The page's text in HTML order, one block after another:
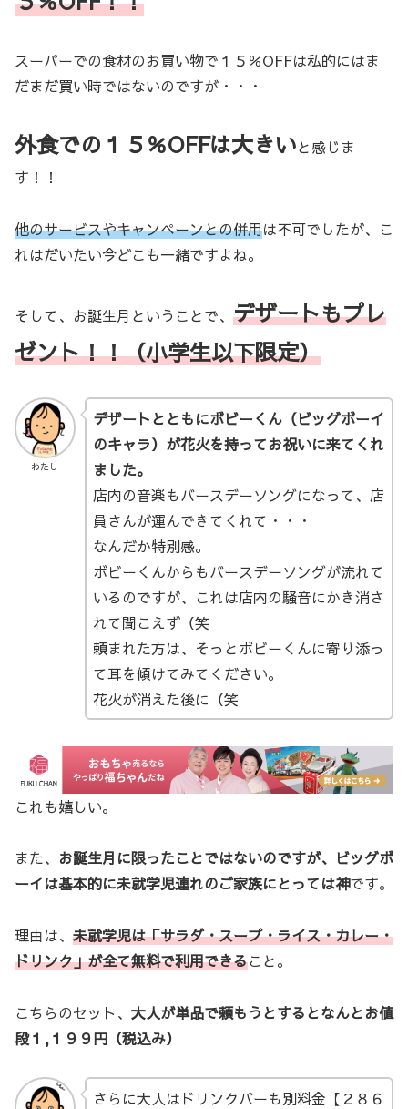
スーパーでの食材のお買い物で１５％OFFは私的にはま
だまだ買い時ではないのですが・・・
外食での１５％OFFは大きいと感じま
す！！
他のサービスやキャンペーンとの併用は不可でしたが、こ
れはだいたい今どこも一緒ですよね。
そして、お誕生月ということで、 デザートもプレ
ゼント！！（小学生以下限定）
わたし
デザートとともにボビーくん（ビッグボーイ
のキャラ）が花火を持ってお祝いに来てくれ
ました。
店内の音楽もバースデーソングになって、店
員さんが運んできてくれて・・・
なんだか特別感。
ボビーくんからもバースデーソングが流れて
いるのですが、これは店内の騒音にかき消さ
れて聞こえず（笑
頼まれた方は、そっとボビーくんに寄り添っ
て耳を傾けてみてください。
花火が消えた後に（笑
これも嬉しい。
また、 お誕生月に限ったことではないのですが、ビッグボ
ーイは基本的に未就学児連れのご家族にとっては神です。
理由は、 未就学児は「サラダ・スープ・ライス・カレー・
ドリンク」が全て無料で利用できること。
こちらのセット、 大人が単品で頼もうとするとなんとお値
段１,１９９円（税込み）
さらに大人はドリンクバーも別料金【２８６